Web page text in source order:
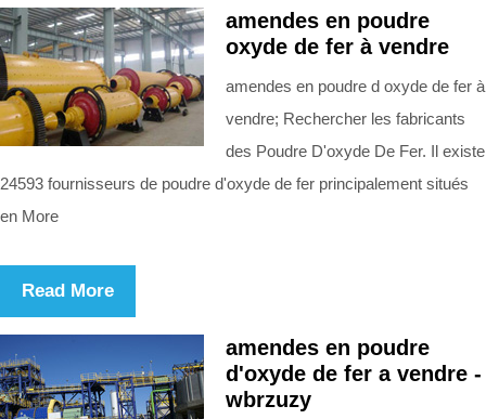
amendes en poudre
oxyde de fer à vendre
amendes en poudre d oxyde de fer à
vendre; Rechercher les fabricants
des Poudre D'oxyde De Fer. Il existe
24593 fournisseurs de poudre d'oxyde de fer principalement situés
en More
Read More
amendes en poudre
d'oxyde de fer a vendre -
wbrzuzy